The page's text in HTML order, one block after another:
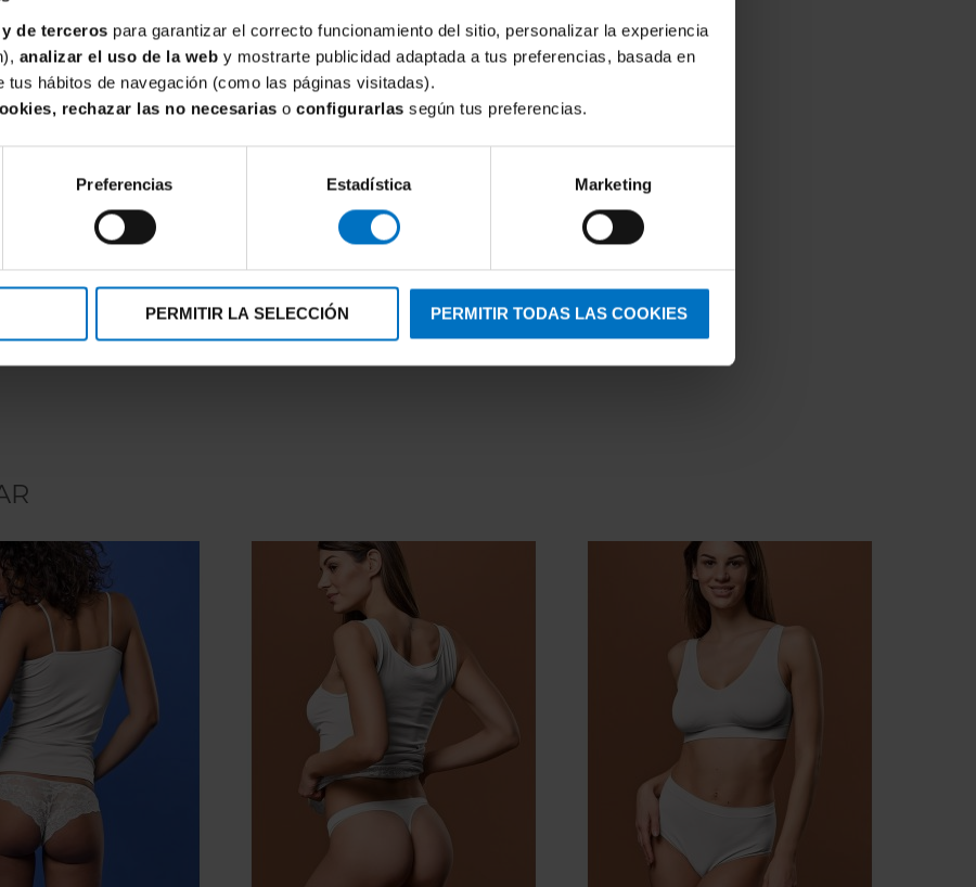
de terceros para garantizar el correcto funcionamiento del sitio, personalizar la experiencia
analizar el uso de la web y mostrarte publicidad adaptada a tus preferencias, basada en
tus hábitos de navegación (como las páginas visitadas).
rechazar las no necesarias o configurarlas según tus preferencias.
Preferencias Estadística Marketing
PERMITIR LA SELECCIÓN PERMITIR TODAS LAS COOKIES